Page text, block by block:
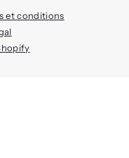
et conditions